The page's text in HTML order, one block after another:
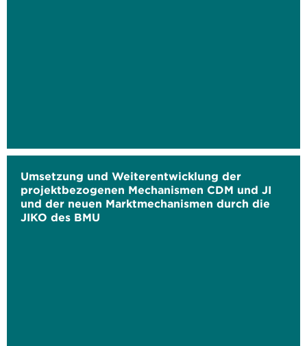
Umsetzung und Weiterentwicklung der
projektbezogenen Mechanismen CDM und JI
und der neuen Marktmechanismen durch die
JIKO des BMU